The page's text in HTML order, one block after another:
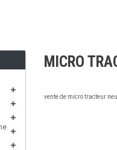
MICRO
vente de micro tracteur